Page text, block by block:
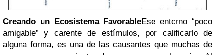
Creando un Ecosistema FavorableEse entorno “poco
amigable” y carente de estímulos, por calificarlo de
alguna forma, es una de las causantes que muchas de